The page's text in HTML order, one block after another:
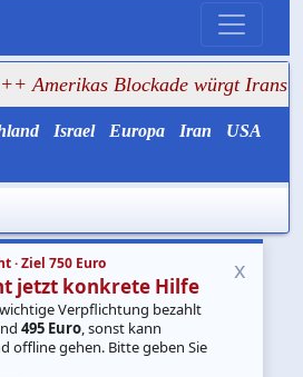
Amerikas Blockade würgt Irans
Israel Europa Iran
USA
· Ziel 750 Euro
jetzt konkrete Hilfe
Verpflichtung bezahlt
495 Euro, sonst kann
offline gehen. Bitte geben Sie
x